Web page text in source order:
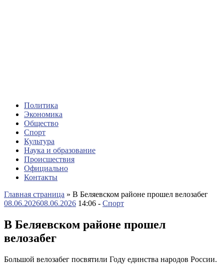
Политика
Экономика
Общество
Спорт
Культура
Наука и образование
Происшествия
Официально
Контакты
Главная страница » В Беляевском районе прошел велозабег
08.06.202608.06.2026 14:06 - Спорт
В Беляевском районе прошел
велозабег
Большой велозабег посвятили Году единства народов России.